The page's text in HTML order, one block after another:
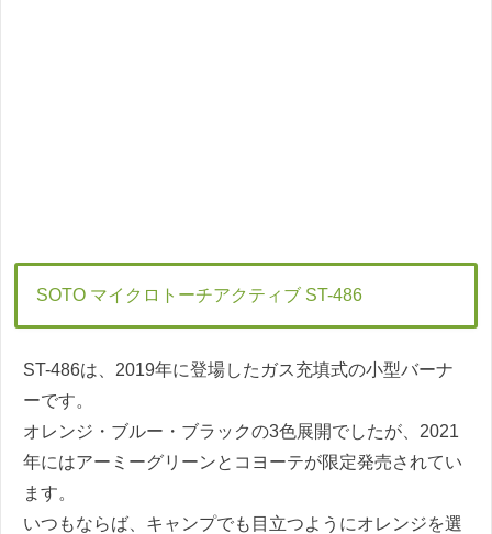
SOTO マイクロトーチアクティブ ST-486
ST-486は、2019年に登場したガス充填式の小型バーナ
ーです。
オレンジ・ブルー・ブラックの3色展開でしたが、2021
年にはアーミーグリーンとコヨーテが限定発売されてい
ます。
いつもならば、キャンプでも目立つようにオレンジを選